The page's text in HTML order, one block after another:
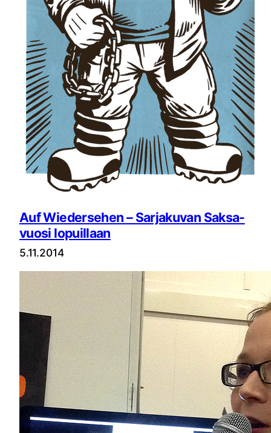
Auf Wiedersehen – Sarjakuvan Saksa-
vuosi lopuillaan
5.11.2014